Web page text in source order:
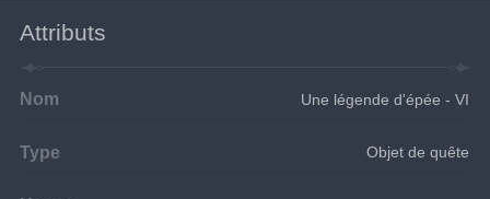
Attributs
Nom Une légende d'épée - VI
Type Objet de quête